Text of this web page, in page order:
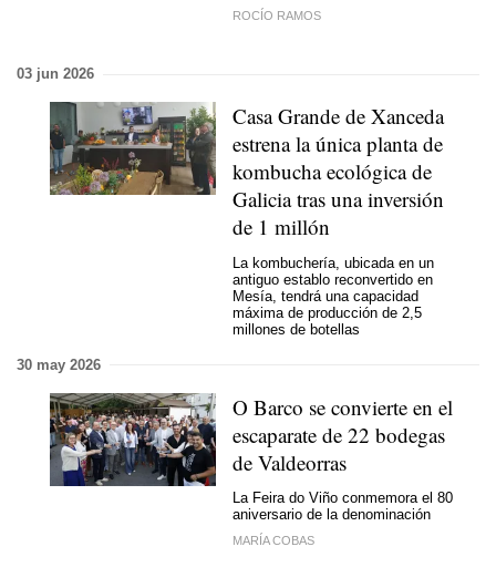
ROCÍO RAMOS
03 jun 2026
Casa Grande de Xanceda
estrena la única planta de
kombucha ecológica de
Galicia tras una inversión
de 1 millón
La kombuchería, ubicada en un
antiguo establo reconvertido en
Mesía, tendrá una capacidad
máxima de producción de 2,5
millones de botellas
30 may 2026
O Barco se convierte en el
escaparate de 22 bodegas
de Valdeorras
La Feira do Viño conmemora el 80
aniversario de la denominación
MARÍA COBAS